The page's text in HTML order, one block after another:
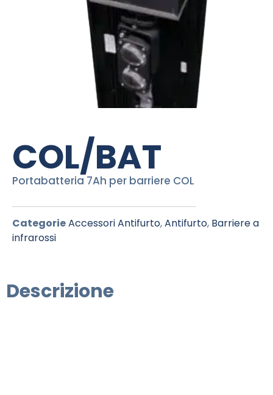
COL/BAT
Portabatteria 7Ah per barriere COL
CategorieAccessori Antifurto,Antifurto, Barriere a
infrarossi
Descrizione